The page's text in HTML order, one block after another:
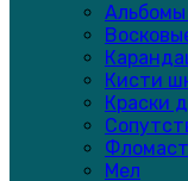
Кисти
Краски
Мел